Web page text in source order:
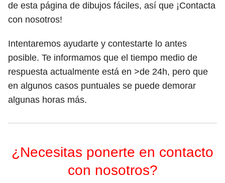
de esta página de dibujos fáciles, así que ¡Contacta
con nosotros!
Intentaremos ayudarte y contestarte lo antes
posible. Te informamos que el tiempo medio de
respuesta actualmente está en >de 24h, pero que
en algunos casos puntuales se puede demorar
algunas horas más.
¿Necesitas ponerte en contacto
con nosotros?